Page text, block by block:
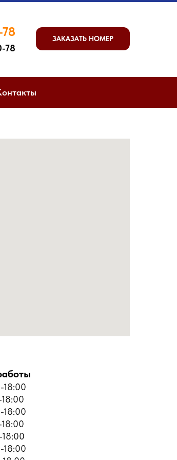
78
78
ЗАКАЗАТЬ НОМЕР
18:00
18:00
18:00